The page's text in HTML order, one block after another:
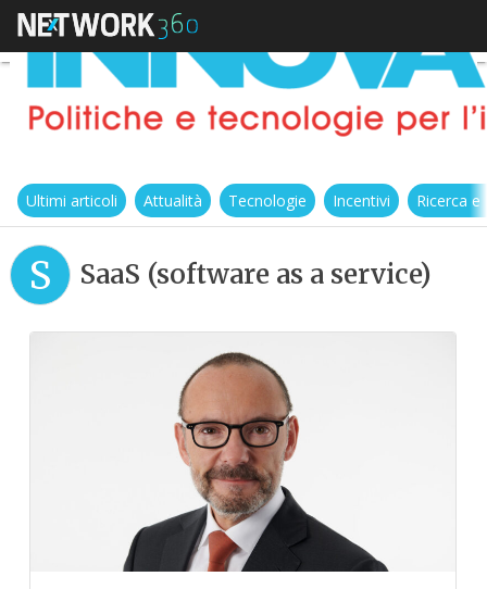
Ultimi articoli Attualità Tecnologie Incentivi Ricerca
S SaaS (software as a service)